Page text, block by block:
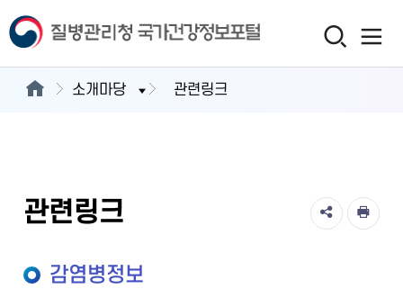
소개마당 관련링크
관련링크
감염병정보